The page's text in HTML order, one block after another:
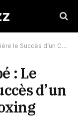
Champion de Kickboxing
: Le
d’un